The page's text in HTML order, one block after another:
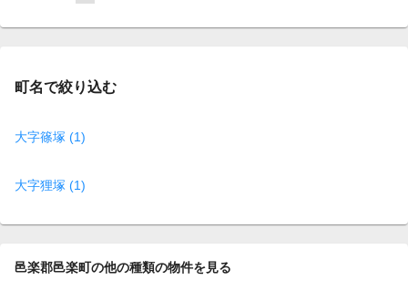
page
町名で絞り込む
大字篠塚 (1)
大字狸塚 (1)
邑楽郡邑楽町の他の種類の物件を見る